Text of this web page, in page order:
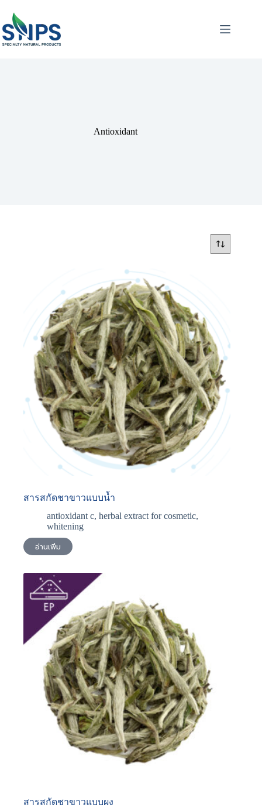
Antioxidant
สารสกัดชาขาวแบบน้ำ
antioxidant c, herbal extract for cosmetic,
whitening
อ่านเพิ่ม
สารสกัดชาขาวแบบผง